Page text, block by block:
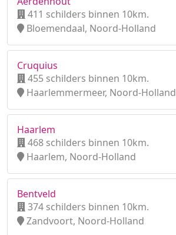
411 schilders binnen 10km.
Bloemendaal, Noord-Holland
Cruquius
455 schilders binnen 10km.
Haarlemmermeer, Noord-Holland
Haarlem
468 schilders binnen 10km.
Haarlem, Noord-Holland
Bentveld
374 schilders binnen 10km.
Zandvoort, Noord-Holland